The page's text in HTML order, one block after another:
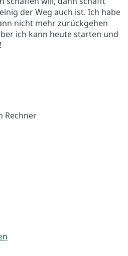
der Weg auch ist. Ich habe
nicht mehr zurückgehen
ich kann heute starten und
Rechner